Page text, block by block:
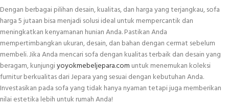
Dengan berbagai pilihan desain, kualitas, dan harga yang terjangkau, sofa
harga 5 jutaan bisa menjadi solusi ideal untuk mempercantik dan
meningkatkan kenyamanan hunian Anda. Pastikan Anda
mempertimbangkan ukuran, desain, dan bahan dengan cermat sebelum
membeli. Jika Anda mencari sofa dengan kualitas terbaik dan desain yang
beragam, kunjungiyoyokmebeljepara.com untuk menemukan koleksi
furnitur berkualitas dari Jepara yang sesuai dengan kebutuhan Anda.
Investasikan pada sofa yang tidak hanya nyaman tetapi juga memberikan
nilai estetika lebih untuk rumah Anda!